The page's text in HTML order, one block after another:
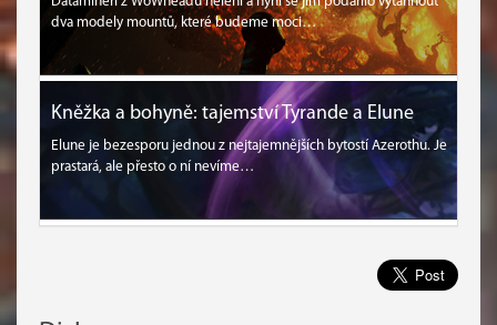
dva modely mountů, které budeme moci…
Kněžka a bohyně: tajemství Tyrande a Elune
Elune je bezesporu jednou z nejtajemnějších bytostí Azerothu. Je
prastará, ale přesto o ní nevíme…